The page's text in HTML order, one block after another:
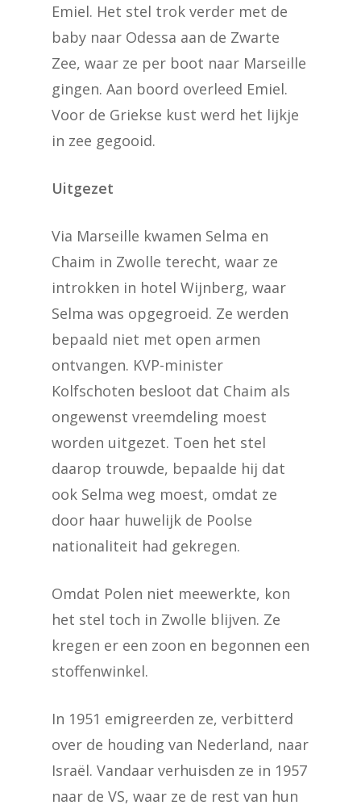
Emiel. Het stel trok verder met de
baby naar Odessa aan de Zwarte
Zee, waar ze per boot naar Marseille
gingen. Aan boord overleed Emiel.
Voor de Griekse kust werd het lijkje
in zee gegooid.
Uitgezet
Via Marseille kwamen Selma en
Chaim in Zwolle terecht, waar ze
introkken in hotel Wijnberg, waar
Selma was opgegroeid. Ze werden
bepaald niet met open armen
ontvangen. KVP-minister
Kolfschoten besloot dat Chaim als
ongewenst vreemdeling moest
worden uitgezet. Toen het stel
daarop trouwde, bepaalde hij dat
ook Selma weg moest, omdat ze
door haar huwelijk de Poolse
nationaliteit had gekregen.
Omdat Polen niet meewerkte, kon
het stel toch in Zwolle blijven. Ze
kregen er een zoon en begonnen een
stoffenwinkel.
In 1951 emigreerden ze, verbitterd
over de houding van Nederland, naar
Israël. Vandaar verhuisden ze in 1957
naar de VS, waar ze de rest van hun